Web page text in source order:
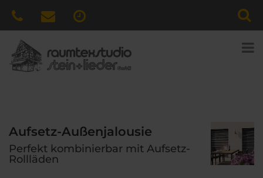
Aufsetz-Außenjalousie
Perfekt kombinierbar mit Aufsetz-
Rollläden